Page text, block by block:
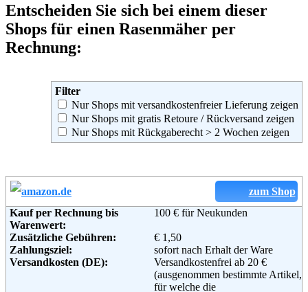
Entscheiden Sie sich bei einem dieser
Shops für einen Rasenmäher per
Rechnung:
Filter
Nur Shops mit versandkostenfreier Lieferung zeigen
Nur Shops mit gratis Retoure / Rückversand zeigen
Nur Shops mit Rückgaberecht > 2 Wochen zeigen
zum Shop
Kauf per Rechnung bis
Warenwert:
100 € für Neukunden
Zusätzliche Gebühren:
€ 1,50
Zahlungsziel:
sofort nach Erhalt der Ware
Versandkosten (DE):
Versandkostenfrei ab 20 €
(ausgenommen bestimmte Artikel,
für welche die